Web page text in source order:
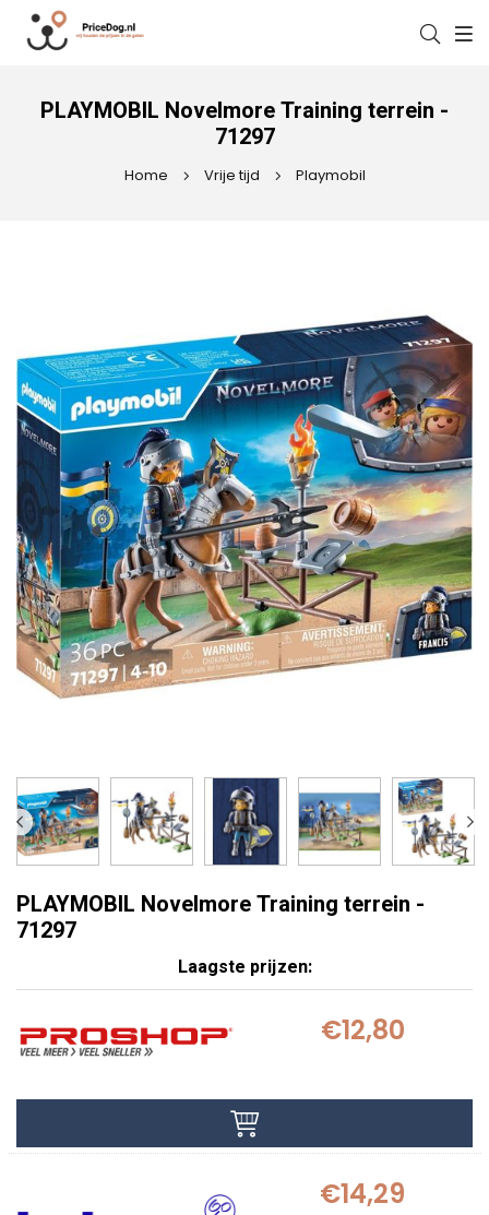
PLAYMOBIL Novelmore Training terrein -
71297
Home Vrije tijd Playmobil
PLAYMOBIL Novelmore Training terrein -
71297
Laagste prijzen:
€12,80
€14,29